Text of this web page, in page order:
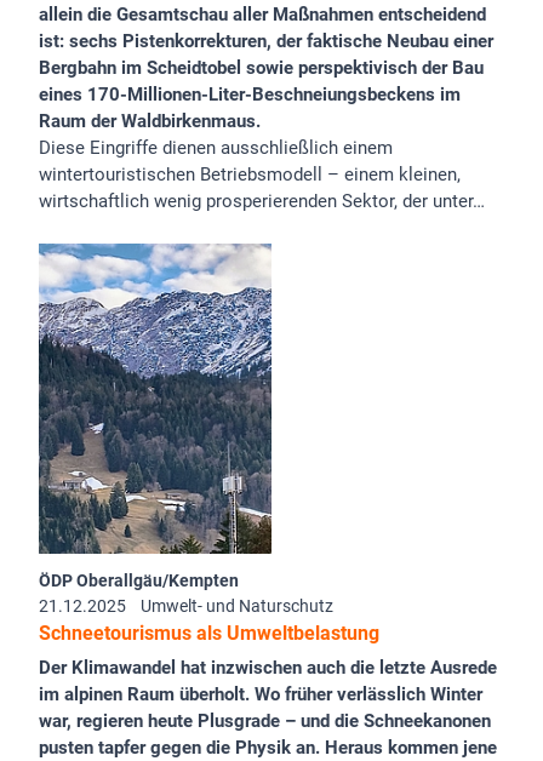
allein die Gesamtschau aller Maßnahmen entscheidend
ist: sechs Pistenkorrekturen, der faktische Neubau einer
Bergbahn im Scheidtobel sowie perspektivisch der Bau
eines 170-Millionen-Liter-Beschneiungsbeckens im
Raum der Waldbirkenmaus.
Diese Eingriffe dienen ausschließlich einem
wintertouristischen Betriebsmodell – einem kleinen,
wirtschaftlich wenig prosperierenden Sektor, der unter…
ÖDP Oberallgäu/Kempten
21.12.2025
Umwelt- und Naturschutz
Schneetourismus als Umweltbelastung
Der Klimawandel hat inzwischen auch die letzte Ausrede
im alpinen Raum überholt. Wo früher verlässlich Winter
war, regieren heute Plusgrade – und die Schneekanonen
pusten tapfer gegen die Physik an. Heraus kommen jene